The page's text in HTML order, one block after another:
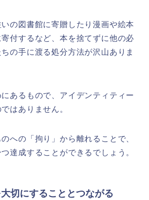
の図書館に寄贈したり漫画や絵本
付するなど、本を捨てずに他の必
の手に渡る処分方法が沢山ありま
あるもので、アイデンティティー
はありません。
への「拘り」から離れることで、
達成することができるでしょう。
切にすることとつながる